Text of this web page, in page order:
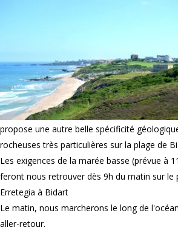
propose une autre belle spécificité
rocheuses très particulières sur la plage de
Les exigences de la marée basse (prévue à
feront nous retrouver dès 9h du matin sur le
Erretegia à Bidart
Le matin, nous marcherons le long de
aller-retour.